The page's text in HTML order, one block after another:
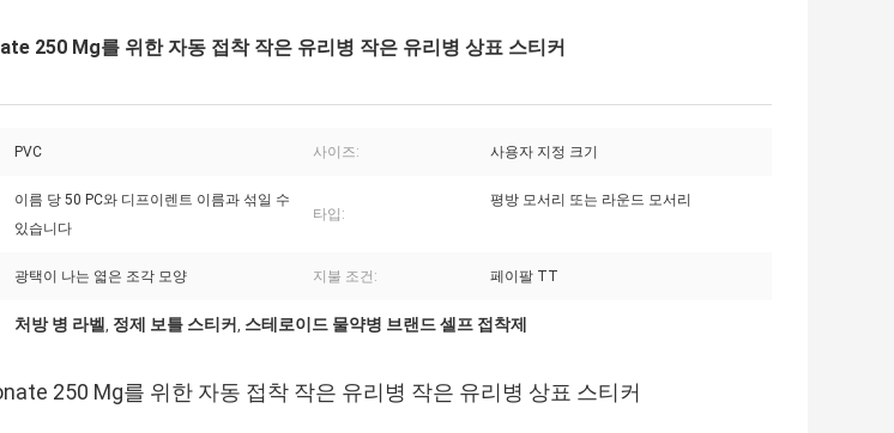
250 Mg를 위한 자동 접착 작은 유리병 작은 유리병 상표 스티커
PVC 사이즈: 사용자 지정 크기
이름 당 50 PC와 디프이렌트 이름과 섞일 수
있습니다
타입:
평방 모서리 또는 라운드 모서리
광택이 나는 엷은 조각 모양 지불 조건: 페이팔 TT
처방 병 라벨, 정제 보틀 스티커 , 스테로이드 물약병 브랜드 셀프 접착제
250 Mg를 위한 자동 접착 작은 유리병 작은 유리병 상표 스티커